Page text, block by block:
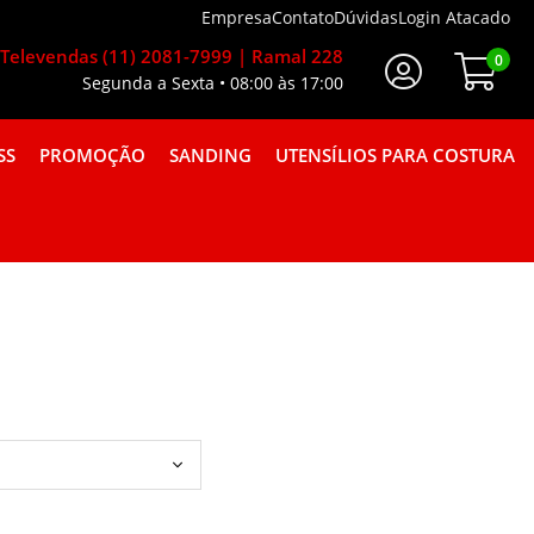
EmpresaContatoDúvidasLogin Atacado
PROMOÇÃO SANDING UTENSÍLIOS PARA COSTURA
Televendas (11) 2081-7999 | Ramal 228
Segunda a Sexta • 08:00 às 17:00
0